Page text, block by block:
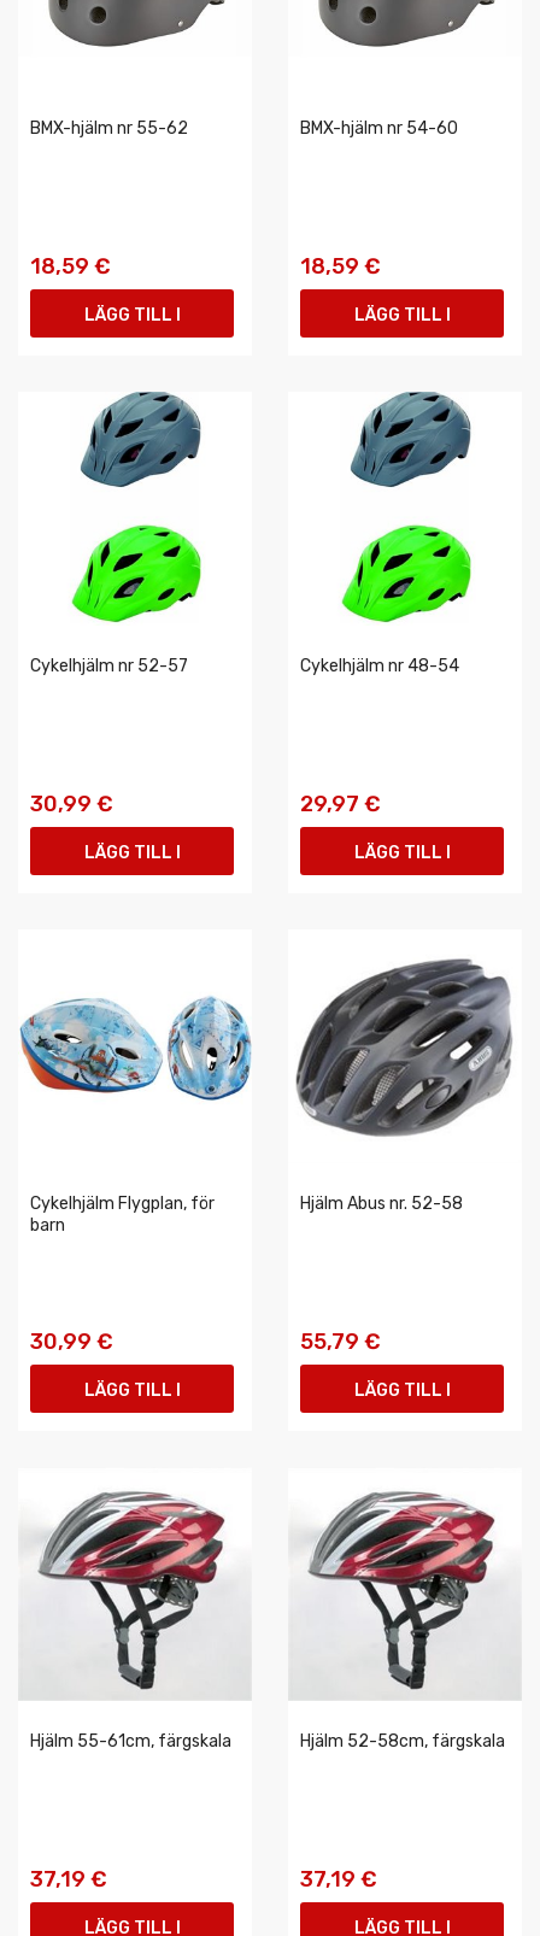
BMX-hjälm nr 55-62
18,59 €
LÄGG TILL I
BMX-hjälm nr 54-60
18,59 €
LÄGG TILL I
Cykelhjälm nr 52-57
30,99 €
LÄGG TILL I
Cykelhjälm nr 48-54
29,97 €
LÄGG TILL I
Cykelhjälm Flygplan, för
barn
30,99 €
LÄGG TILL I
Hjälm Abus nr. 52-58
55,79 €
LÄGG TILL I
Hjälm 55-61cm, färgskala
37,19 €
LÄGG TILL I
Hjälm 52-58cm, färgskala
37,19 €
LÄGG TILL I